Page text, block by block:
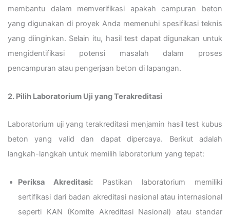
membantu dalam memverifikasi apakah campuran beton
yang digunakan di proyek Anda memenuhi spesifikasi teknis
yang diinginkan. Selain itu, hasil test dapat digunakan untuk
mengidentifikasi potensi masalah dalam proses
pencampuran atau pengerjaan beton di lapangan.
2. Pilih Laboratorium Uji yang Terakreditasi
Laboratorium uji yang terakreditasi menjamin hasil test kubus
beton yang valid dan dapat dipercaya. Berikut adalah
langkah-langkah untuk memilih laboratorium yang tepat:
Periksa Akreditasi: Pastikan laboratorium memiliki
sertifikasi dari badan akreditasi nasional atau internasional
seperti KAN (Komite Akreditasi Nasional) atau standar